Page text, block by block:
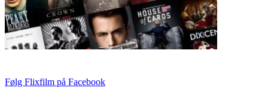
Følg Flixfilm på Facebook